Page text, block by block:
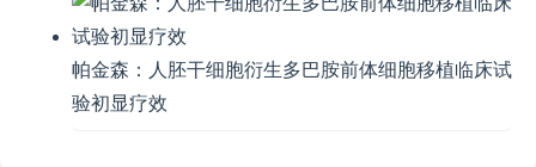
帕金森：人胚干细胞衍生多巴胺前体细胞移植临床试
验初显疗效